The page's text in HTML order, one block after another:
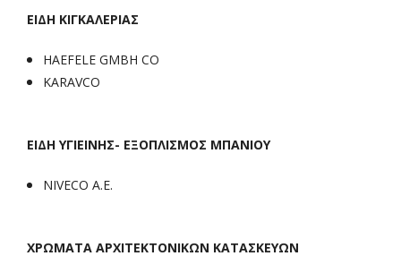
ΕΙΔΗ ΚΙΓΚΑΛΕΡΙΑΣ
HAEFELE GMBH CO
KARAVCO
ΕΙΔΗ ΥΓΙΕΙΝΗΣ- ΕΞΟΠΛΙΣΜΟΣ ΜΠΑΝΙΟΥ
NIVECO A.E.
ΧΡΩΜΑΤΑ ΑΡΧΙΤΕΚΤΟΝΙΚΩΝ ΚΑΤΑΣΚΕΥΩΝ